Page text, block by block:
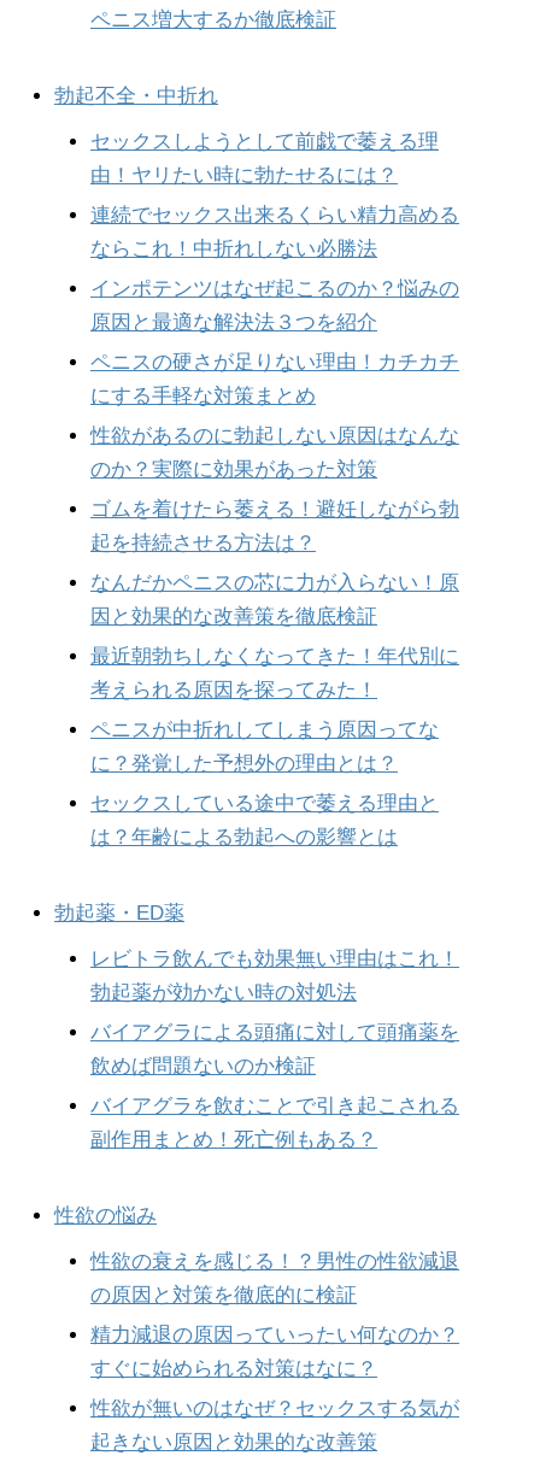
ペニス増大するか徹底検証
勃起不全・中折れ
セックスしようとして前戯で萎える理
由！ヤリたい時に勃たせるには？
連続でセックス出来るくらい精力高める
ならこれ！中折れしない必勝法
インポテンツはなぜ起こるのか？悩みの
原因と最適な解決法３つを紹介
ペニスの硬さが足りない理由！カチカチ
にする手軽な対策まとめ
性欲があるのに勃起しない原因はなんな
のか？実際に効果があった対策
ゴムを着けたら萎える！避妊しながら勃
起を持続させる方法は？
なんだかペニスの芯に力が入らない！原
因と効果的な改善策を徹底検証
最近朝勃ちしなくなってきた！年代別に
考えられる原因を探ってみた！
ペニスが中折れしてしまう原因ってな
に？発覚した予想外の理由とは？
セックスしている途中で萎える理由と
は？年齢による勃起への影響とは
勃起薬・ED薬
レビトラ飲んでも効果無い理由はこれ！
勃起薬が効かない時の対処法
バイアグラによる頭痛に対して頭痛薬を
飲めば問題ないのか検証
バイアグラを飲むことで引き起こされる
副作用まとめ！死亡例もある？
性欲の悩み
性欲の衰えを感じる！？男性の性欲減退
の原因と対策を徹底的に検証
精力減退の原因っていったい何なのか？
すぐに始められる対策はなに？
性欲が無いのはなぜ？セックスする気が
起きない原因と効果的な改善策